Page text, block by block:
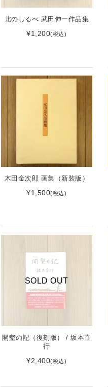
北のしるべ 武田伸一作品集
¥1,200(税込)
木田金次郎 画集（新装版）
¥1,500(税込)
SOLD OUT
開墾の記（復刻版） / 坂本直
行
¥2,400(税込)